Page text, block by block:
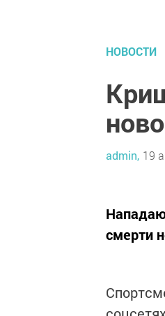
НОВОСТИ
admin, 19
смерти